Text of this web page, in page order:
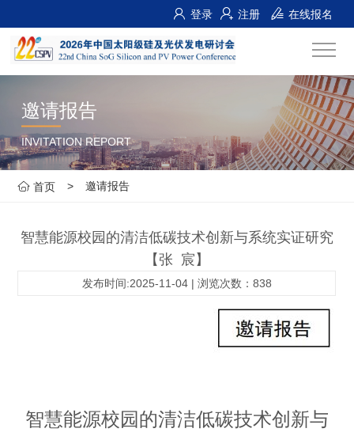
登录 注册 在线报名
邀请报告
INVITATION REPORT
首页 > 邀请报告
智慧能源校园的清洁低碳技术创新与系统实证研究
【张 宸】
发布时间:2025-11-04 | 浏览次数：838
智慧能源校园的清洁低碳技术创新与